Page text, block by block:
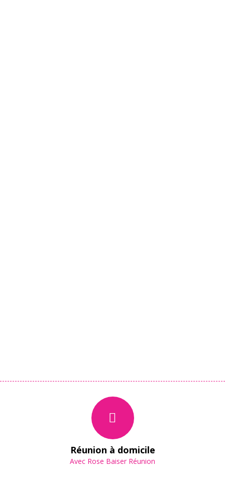
Réunion à domicile
Avec Rose Baiser Réunion